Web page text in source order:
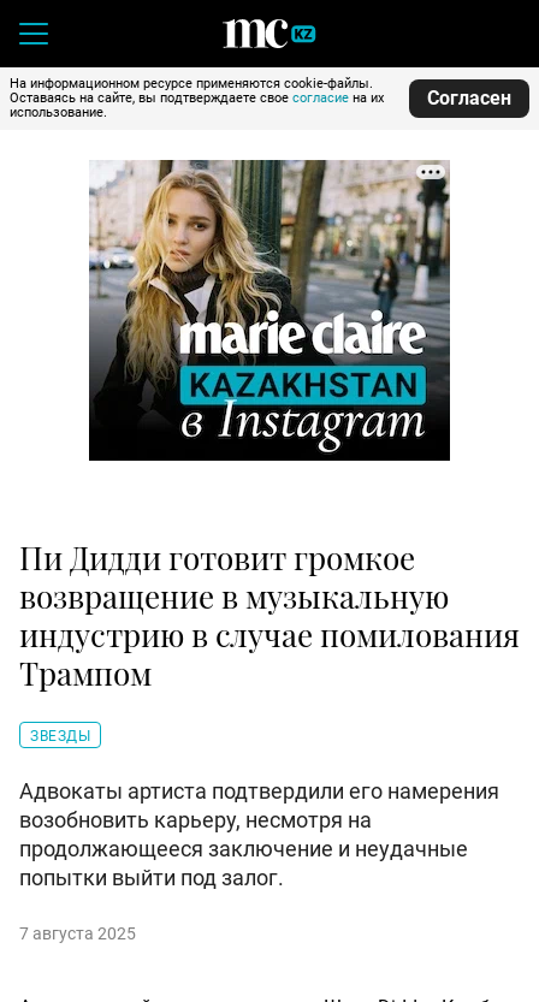
На информационном ресурсе применяются cookie-файлы.
Оставаясь на сайте, вы подтверждаете свое согласие на их
использование.
Согласен
Пи Дидди готовит громкое
возвращение в музыкальную
индустрию в случае помилования
Трампом
ЗВЕЗДЫ
Адвокаты артиста подтвердили его намерения
возобновить карьеру, несмотря на
продолжающееся заключение и неудачные
попытки выйти под залог.
7 августа 2025